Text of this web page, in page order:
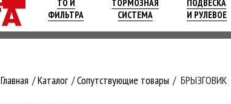
ТО И
ФИЛЬТРА
ТОРМОЗНАЯ
СИСТЕМА
ПОДВЕСКА
И РУЛЕВОЕ
Главная Каталог Сопутствующие товары БРЫЗГОВИК